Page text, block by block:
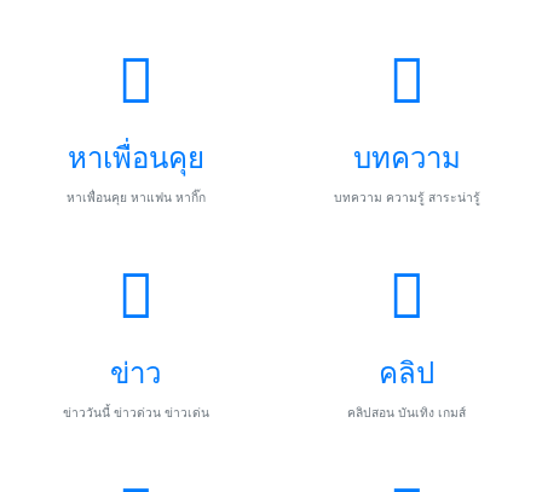
หาเพื่อนคุย
หาเพื่อนคุย หาแฟน หากิ๊ก
บทความ
บทความ ความรู้ สาระน่ารู้
ข่าว
ข่าววันนี้ ข่าวด่วน ข่าวเด่น
คลิป
คลิปสอน บันเทิง เกมส์